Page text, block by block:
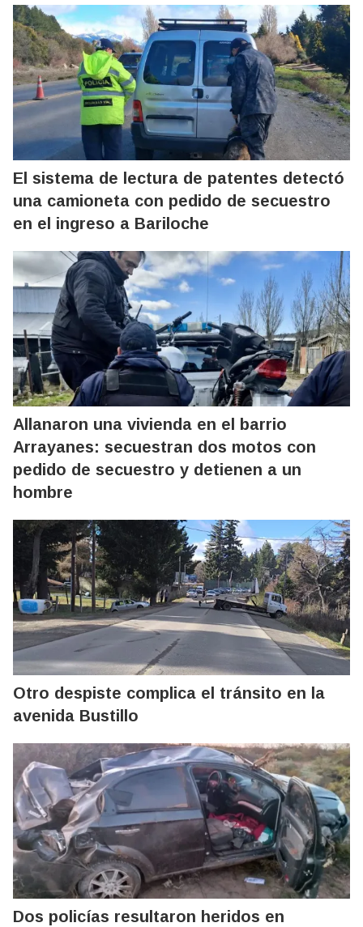
El sistema de lectura de patentes detectó
una camioneta con pedido de secuestro
en el ingreso a Bariloche
Allanaron una vivienda en el barrio
Arrayanes: secuestran dos motos con
pedido de secuestro y detienen a un
hombre
Otro despiste complica el tránsito en la
avenida Bustillo
Dos policías resultaron heridos en